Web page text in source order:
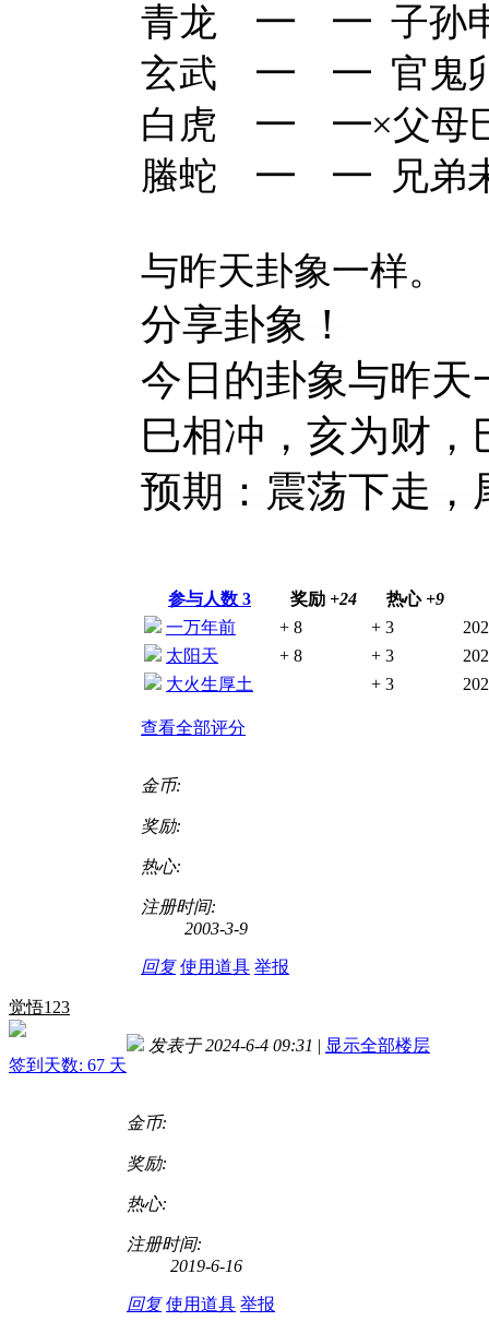
青龙 ━ ━ 子孙
玄武 ━ ━ 官鬼
白虎 ━ ━×父
螣蛇 ━ ━ 兄弟
与昨天卦象一样。
分享卦象！
今日的卦象与昨
巳相冲，亥为财
预期：震荡下走，
参与人数 3 奖励 +24 热心 +9
一万年前
+ 8 + 3
太阳天
+ 8 + 3
大火生厚土
+ 3
查看全部评分
金币:
奖励:
热心:
注册时间:
2003-3-9
回复 使用道具 举报
觉悟123
签到天数: 67 天
发表于 2024-6-4 09:31 | 显示全部楼层
金币:
奖励:
热心:
注册时间:
2019-6-16
回复 使用道具 举报